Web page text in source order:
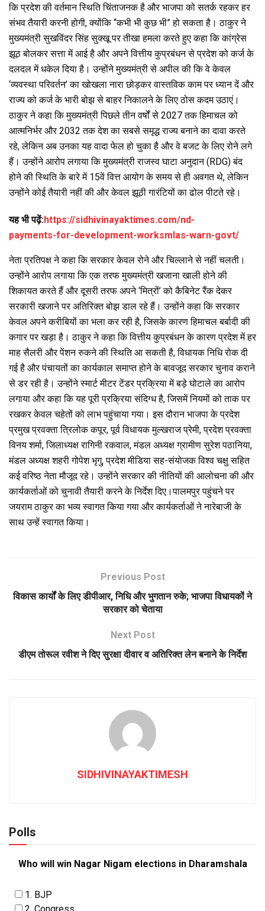
o
k
p
p
m
कि प्रदेश की वर्तमान स्थिति चिंताजनक है और भाजपा को सतर्क रहकर हर
संभव तैयारी करनी होगी, क्योंकि “कभी भी कुछ भी” हो सकता है। ठाकुर ने
मुख्यमंत्री सुखविंदर सिंह सुक्खू पर तीखा हमला करते हुए कहा कि कांग्रेस
झूठ बोलकर सत्ता में आई है और अपने वित्तीय कुप्रबंधन से प्रदेश को कर्ज के
दलदल में धकेल दिया है। उन्होंने मुख्यमंत्री से अपील की कि वे केवल
‘व्यवस्था परिवर्तन’ का खोखला नारा छोड़कर वास्तविक काम पर ध्यान दें और
राज्य को कर्ज के भारी बोझ से बाहर निकालने के लिए ठोस कदम उठाएं।
ठाकुर ने कहा कि मुख्यमंत्री पिछले तीन वर्षों से 2027 तक हिमाचल को
आत्मनिर्भर और 2032 तक देश का सबसे समृद्ध राज्य बनाने का दावा करते
रहे, लेकिन अब उनका यह वादा फेल हो चुका है और वे बजट के लिए रोने लगे
हैं। उन्होंने आरोप लगाया कि मुख्यमंत्री राजस्व घाटा अनुदान (RDG) बंद
होने की स्थिति के बारे में 15वें वित्त आयोग के समय से ही अवगत थे, लेकिन
उन्होंने कोई तैयारी नहीं की और केवल झूठी गारंटियों का ढोल पीटते रहे।
यह भी पढ़ें:https://sidhivinayaktimes.com/nd-
payments-for-development-worksmlas-warn-govt/
नेता प्रतिपक्ष ने कहा कि सरकार केवल रोने और चिल्लाने से नहीं चलती।
उन्होंने आरोप लगाया कि एक तरफ मुख्यमंत्री खजाना खाली होने की
शिकायत करते हैं और दूसरी तरफ अपने ‘मित्रों’ को कैबिनेट रैंक देकर
सरकारी खजाने पर अतिरिक्त बोझ डाल रहे हैं। उन्होंने कहा कि सरकार
केवल अपने करीबियों का भला कर रही है, जिसके कारण हिमाचल बर्बादी की
कगार पर खड़ा है। ठाकुर ने कहा कि वित्तीय कुप्रबंधन के कारण प्रदेश में हर
माह सैलरी और पेंशन रुकने की स्थिति आ सकती है, विधायक निधि रोक दी
गई है और पंचायतों का कार्यकाल समाप्त होने के बावजूद सरकार चुनाव कराने
से डर रही है। उन्होंने स्मार्ट मीटर टेंडर प्रक्रिया में बड़े घोटाले का आरोप
लगाया और कहा कि यह पूरी प्रक्रिया संदिग्ध है, जिसमें नियमों को ताक पर
रखकर केवल चहेतों को लाभ पहुंचाया गया। इस दौरान भाजपा के प्रदेश
प्रमुख प्रवक्ता त्रिलोक कपूर, पूर्व विधायक मुल्खराज प्रेमी, प्रदेश प्रवक्ता
विनय शर्मा, जिलाध्यक्ष रागिनी रकवाल, मंडल अध्यक्ष ग्रामीण सुरेश पठानिया,
मंडल अध्यक्ष शहरी गोपेश भृगु, प्रदेश मीडिया सह-संयोजक विश्व चक्षु सहित
कई वरिष्ठ नेता मौजूद रहे। उन्होंने सरकार की नीतियों की आलोचना की और
कार्यकर्ताओं को चुनावी तैयारी करने के निर्देश दिए।पालमपुर पहुंचने पर
जयराम ठाकुर का भव्य स्वागत किया गया और कार्यकर्ताओं ने नारेबाजी के
साथ उन्हें स्वागत किया।
Previous Post
विकास कार्यों के लिए डीपीआर, निधि और भुगतान रुके; भाजपा विधायकों ने
सरकार को चेताया
Next Post
डीएम तोरूल रवीश ने दिए सुरक्षा दीवार व अतिरिक्त लेन बनाने के निर्देश
SIDHIVINAYAKTIMESH
Polls
Who will win Nagar Nigam elections in Dharamshala
1. BJP